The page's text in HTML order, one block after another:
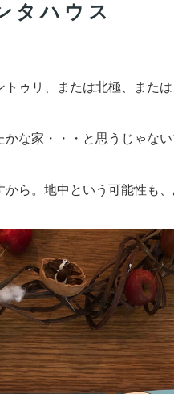
タハウス
ゥリ、または北極、また
な家・・・と思うじゃない
ら。地中という可能性も、